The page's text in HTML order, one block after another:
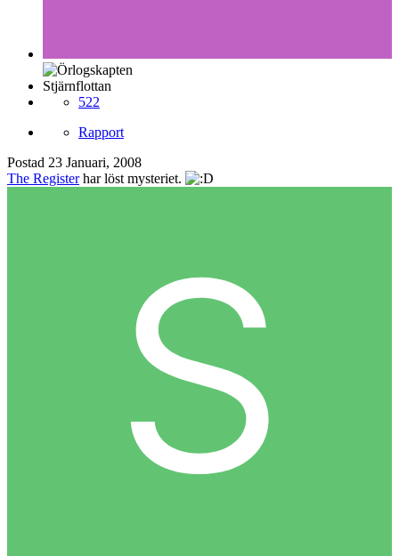
Stjärnflottan
522
Rapport
Postad 23 Januari, 2008
The Registerhar löst mysteriet.